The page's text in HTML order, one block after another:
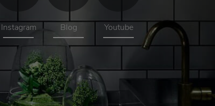
Instagram Blog Youtube